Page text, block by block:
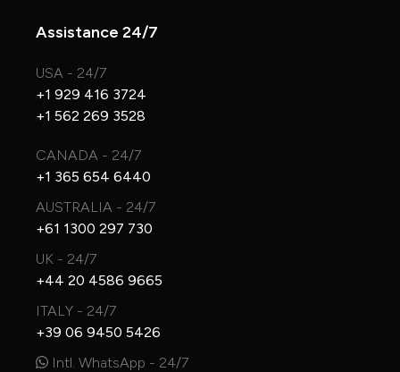
Assistance 24/7
USA - 24/7
+1 929 416 3724
+1 562 269 3528
CANADA - 24/7
+1 365 654 6440
AUSTRALIA - 24/7
+61 1300 297 730
UK - 24/7
+44 20 4586 9665
ITALY - 24/7
+39 06 9450 5426
Intl. WhatsApp - 24/7